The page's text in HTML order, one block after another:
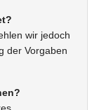
wir jedoch
der Vorgaben